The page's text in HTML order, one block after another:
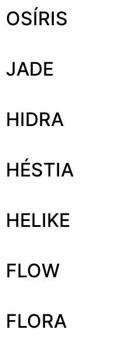
OSÍRIS
JADE
HIDRA
HÉSTIA
HELIKE
FLOW
FLORA